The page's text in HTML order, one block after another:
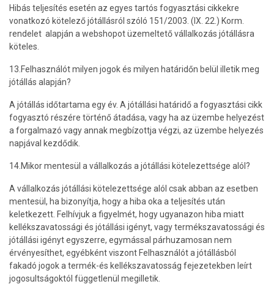
Hibás teljesítés esetén az egyes tartós fogyasztási cikkekre
vonatkozó kötelező jótállásról szóló 151/2003. (IX. 22.) Korm.
rendelet alapján a webshopot üzemeltető vállalkozás jótállásra
köteles.
13.Felhasználót milyen jogok és milyen határidőn belül illetik meg
jótállás alapján?
A jótállás időtartama egy év. A jótállási határidő a fogyasztási cikk
fogyasztó részére történő átadása, vagy ha az üzembe helyezést
a forgalmazó vagy annak megbízottja végzi, az üzembe helyezés
napjával kezdődik.
14.Mikor mentesül a vállalkozás a jótállási kötelezettsége alól?
A vállalkozás jótállási kötelezettsége alól csak abban az esetben
mentesül, ha bizonyítja, hogy a hiba oka a teljesítés után
keletkezett. Felhívjuk a figyelmét, hogy ugyanazon hiba miatt
kellékszavatossági és jótállási igényt, vagy termékszavatossági és
jótállási igényt egyszerre, egymással párhuzamosan nem
érvényesíthet, egyébként viszont Felhasználót a jótállásból
fakadó jogok a termék-és kellékszavatosság fejezetekben leírt
jogosultságoktól függetlenül megilletik.